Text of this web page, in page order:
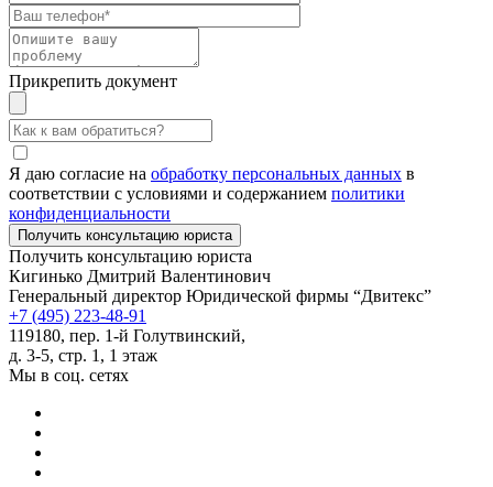
Прикрепить документ
Я даю согласие на обработку персональных данных в
соответствии с условиями и содержанием политики
конфиденциальности
Получить консультацию юриста
Кигинько Дмитрий Валентинович
Генеральный директор Юридической фирмы “Двитекс”
+7 (495) 223-48-91
119180, пер. 1-й Голутвинский,
д. 3-5, стр. 1, 1 этаж
Мы в соц. сетях